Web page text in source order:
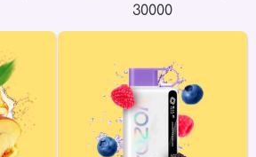
30000